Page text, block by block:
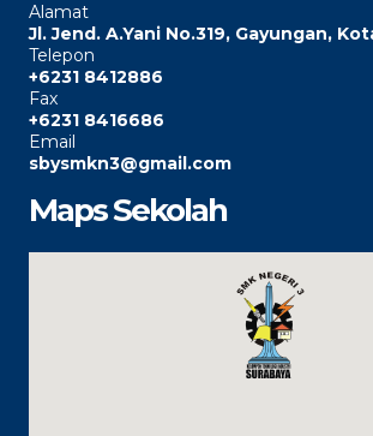
Alamat
Jl. Jend. A.Yani No.319, Gayungan,
Telepon
+6231 8412886
Fax
+6231 8416686
Email
sbysmkn3@gmail.com
Maps Sekolah